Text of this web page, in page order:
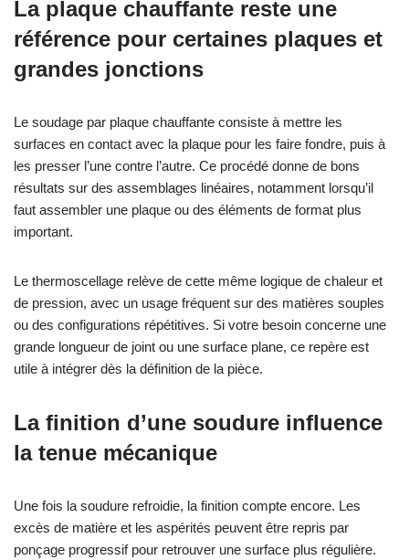
La plaque chauffante reste une
référence pour certaines plaques et
grandes jonctions
Le soudage par plaque chauffante consiste à mettre les
surfaces en contact avec la plaque pour les faire fondre, puis à
les presser l’une contre l’autre. Ce procédé donne de bons
résultats sur des assemblages linéaires, notamment lorsqu’il
faut assembler une plaque ou des éléments de format plus
important.
Le thermoscellage relève de cette même logique de chaleur et
de pression, avec un usage fréquent sur des matières souples
ou des configurations répétitives. Si votre besoin concerne une
grande longueur de joint ou une surface plane, ce repère est
utile à intégrer dès la définition de la pièce.
La finition d’une soudure influence
la tenue mécanique
Une fois la soudure refroidie, la finition compte encore. Les
excès de matière et les aspérités peuvent être repris par
ponçage progressif pour retrouver une surface plus régulière.